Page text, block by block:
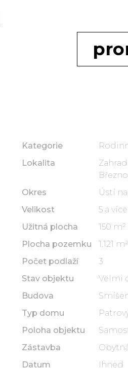
Kategorie
Lokalita
Březno
Okres
Ústí
Velikost
5 a
Užitná plocha
150 m²
Plocha pozemku
1.121 m²
Počet podlaží
3
Stav objektu
Velmi
Budova
Typ domu
Poloha objektu
Zástavba
Datum
Ihned